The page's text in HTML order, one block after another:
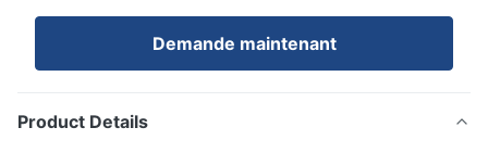
Demande maintenant
Product Details